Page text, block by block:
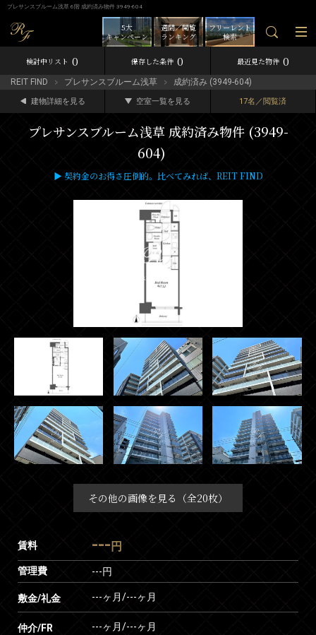
プレサンスブルーム浅草 6階 成約済み物件 3949-604
フリーレント
検索
週間／閲覧
ランキング
5大
キャンペーン
検討中リスト 0 保存した条件 0 最近見た物件 0
REIT FIND プレサンスブルーム浅草 成約済み (3949-604)
建物詳細を見る 空室一覧を見る 17名／閲覧済
プレサンスブルーム浅草 成約済み物件 (3949-
604)
▶ 契約金のお得さ圧倒的。比べてみれば、REIT FIND
その他の画像を見る（全20枚）
賃料 --- 円
管理費 ---円
敷金/礼金 ---ヶ月/---ヶ月
仲介/FR ---ヶ月/---ヶ月